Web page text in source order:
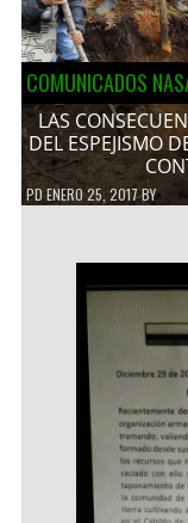
COMUNICADOS
LAS
DEL ESPEJISMO
PDENERO 25, 2017BY